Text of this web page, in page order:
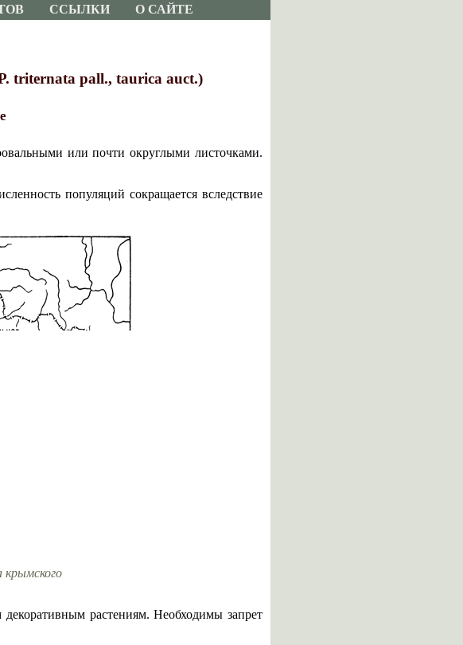
ССЫЛКИ О САЙТЕ
triternata pall., taurica auct.)
или почти округлыми листочками.
популяций сокращается вследствие
растениям. Необходимы запрет